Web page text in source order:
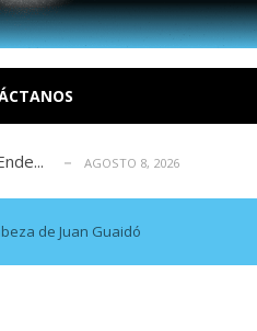
AGOSTO 8, 2026
2026
AGOSTO 8, 2026
de Juan Guaidó